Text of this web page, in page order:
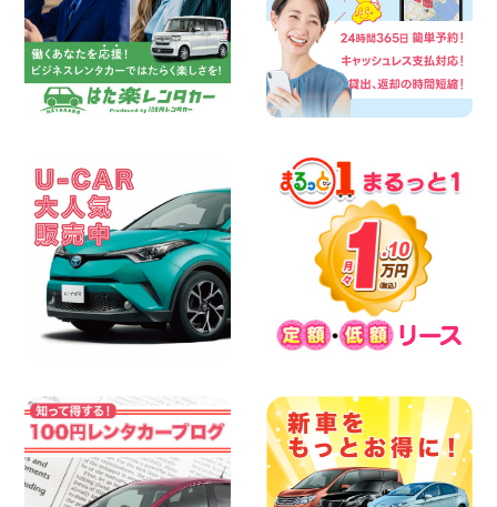
三河安城店 8月後半のレンタカー予約は
お早めに♪ルーミーご予約受付中です! 愛
知県 三河安城店
100円レンタカー 三河安城
2026年08月07日
お盆シーズン空きあり!!100円レンタカー
夏季休暇のお知らせ 東京都 墨田文花店
100円レンタカー 墨田文花
2026年08月07日
8月 お盆休みのお知らせ 広島県 ベイシテ
ィ宇品店
100円レンタカー ベイシティ宇品
2026年08月07日
横浜弥生台店限定!!夏季特別キャンペーン
100円レンタカー 横浜弥生台
2026年08月07日
お盆も休まず営業します! 神奈川県 横浜
旭南本宿町店
100円レンタカー 横浜旭南本宿町
2026年08月07日